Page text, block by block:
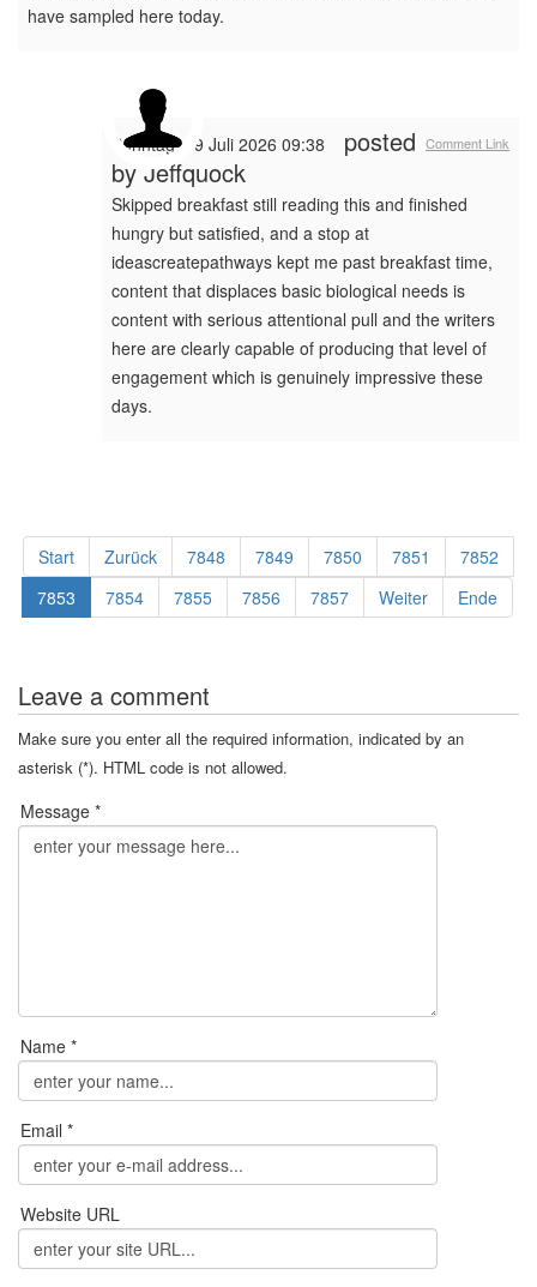
have sampled here today.
Comment Link
Sonntag, 19 Juli 2026 09:38
posted
by Jeffquock
Skipped breakfast still reading this and finished
hungry but satisfied, and a stop at
ideascreatepathways kept me past breakfast time,
content that displaces basic biological needs is
content with serious attentional pull and the writers
here are clearly capable of producing that level of
engagement which is genuinely impressive these
days.
Start Zurück 7848 7849 7850 7851
7852
7853
7854 7855 7856 7857 Weiter Ende
Leave a comment
Make sure you enter all the required information, indicated by an
asterisk (*). HTML code is not allowed.
Message *
Name *
Email *
Website URL